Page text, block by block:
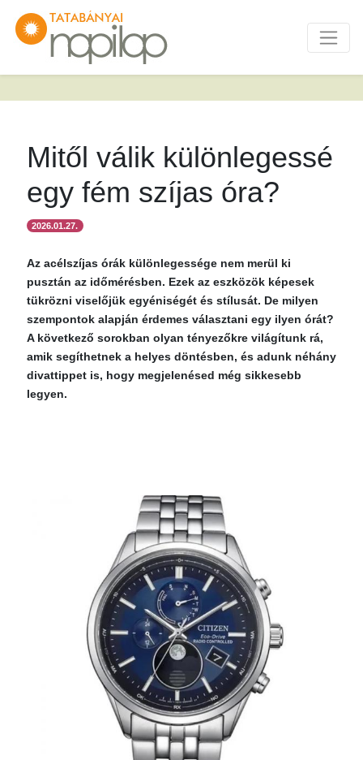
Mitől válik különlegessé
egy fém szíjas óra?
2026.01.27.
Az acélszíjas órák különlegessége nem merül ki
pusztán az időmérésben. Ezek az eszközök képesek
tükrözni viselőjük egyéniségét és stílusát. De milyen
szempontok alapján érdemes választani egy ilyen órát?
A következő sorokban olyan tényezőkre világítunk rá,
amik segíthetnek a helyes döntésben, és adunk néhány
divattippet is, hogy megjelenésed még sikkesebb
legyen.